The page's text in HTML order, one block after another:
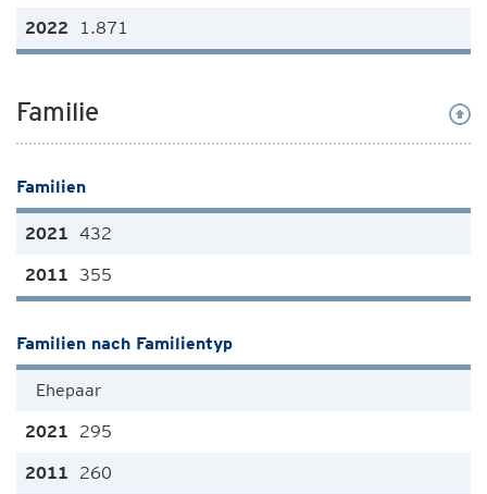
1.871
Familie
Familien
432
355
Familien nach Familientyp
Ehepaar
295
260